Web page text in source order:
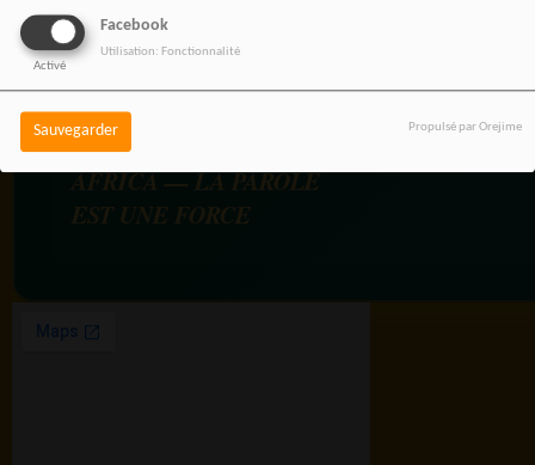
Facebook
Activé
Utilisation: Fonctionnalité
Sauvegarder Propulsé par Orejime
RADIOTAMTAM
AFRICA — LA PAROLE